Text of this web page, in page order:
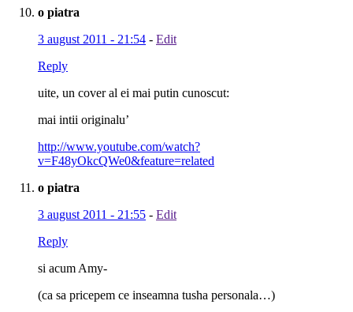
o piatra
3 august 2011 - 21:54 - Edit
Reply
uite, un cover al ei mai putin cunoscut:
mai intii originalu’
http://www.youtube.com/watch?
v=F48yOkcQWe0&feature=related
o piatra
3 august 2011 - 21:55 - Edit
Reply
si acum Amy-
(ca sa pricepem ce inseamna tusha personala…)